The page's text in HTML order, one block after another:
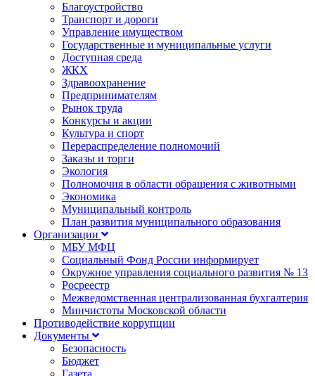
Благоустройство
Транспорт и дороги
Управление имуществом
Государственные и муниципальные услуги
Доступная среда
ЖКХ
Здравоохранение
Предпринимателям
Рынок труда
Конкурсы и акции
Культура и спорт
Перераспределение полномочий
Заказы и торги
Экология
Полномочия в области обращения с животными
Экономика
Муниципальный контроль
План развития муниципального образования
Организации
МБУ МФЦ
Социальный Фонд России информирует
Окружное управления социального развития № 13
Росреестр
Межведомственная централизованная бухгалтерия
Минчистоты Московской области
Противодействие коррупции
Документы
Безопасность
Бюджет
Газета